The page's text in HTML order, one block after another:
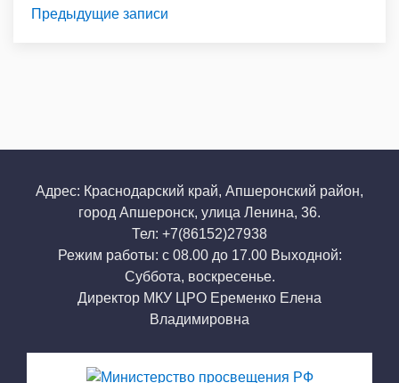
Предыдущие записи
Адрес: Краснодарский край, Апшеронский район,
город Апшеронск, улица Ленина, 36.
Тел: +7(86152)27938
Режим работы: с 08.00 до 17.00 Выходной:
Суббота, воскресенье.
Директор МКУ ЦРО Еременко Елена
Владимировна